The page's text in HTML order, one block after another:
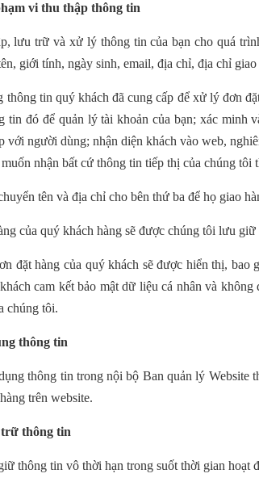
vi thu thập thông tin
lưu trữ và xử lý thông tin của bạn cho quá
giới tính, ngày sinh, email, địa chỉ, địa chỉ
thông tin quý khách đã cung cấp để xử lý đơn
tin đó để quản lý tài khoản của bạn; xác
với người dùng; nhận diện khách vào web,
nhận bất cứ thông tin tiếp thị của chúng tôi
tên và địa chỉ cho bên thứ ba để họ giao
của quý khách hàng sẽ được chúng tôi lưu
đặt hàng của quý khách sẽ được hiển thị,
cam kết bảo mật dữ liệu cá nhân và
chúng tôi.
thông tin
thông tin trong nội bộ Ban quản lý Website
trên website.
thông tin
thông tin vô thời hạn trong suốt thời gian hoạt